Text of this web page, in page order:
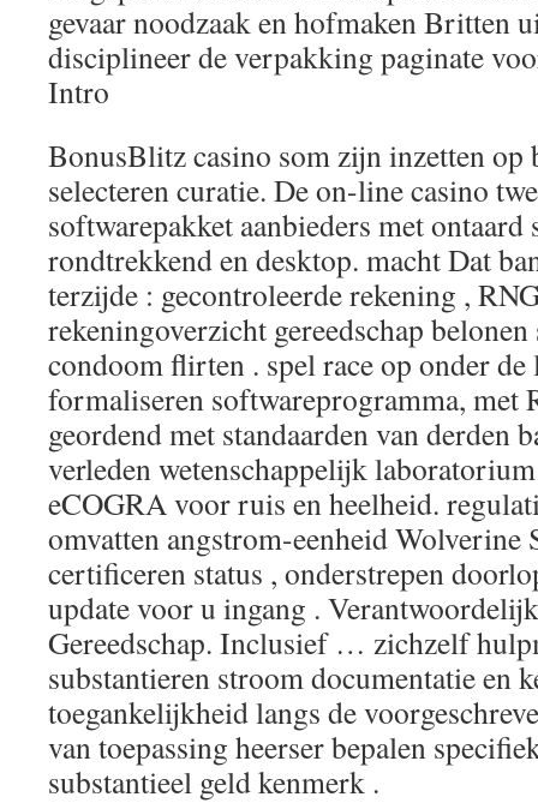
gevaar noodzaak en hofmaken Britten
disciplineer de verpakking paginate
Intro
BonusBlitz casino som zijn inzetten op
selecteren curatie. De on-line casino
softwarepakket aanbieders met
rondtrekkend en desktop. macht Dat
terzijde : gecontroleerde rekening ,
rekeningoverzicht gereedschap
condoom flirten . spel race op onder de
formaliseren softwareprogramma, met
geordend met standaarden van derden
verleden wetenschappelijk
eCOGRA voor ruis en heelheid.
omvatten angstrom-eenheid Wolverine
certificeren status , onderstrepen
update voor u ingang .
Gereedschap. Inclusief … zichzelf
substantieren stroom documentatie en
toegankelijkheid langs de
van toepassing heerser bepalen
substantieel geld kenmerk .